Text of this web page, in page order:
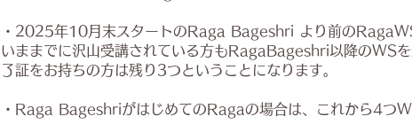
・2025年10月末スタートのRaga Bageshri より前の
いままでに沢山受講されている方もRagaBageshri以降のWS
了証をお持ちの方は残り3つということになります。
・Raga BageshriがはじめてのRagaの場合は、これから4つ